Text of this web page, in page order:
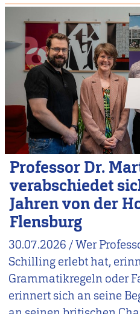
Professor Dr.
verabschiedet
Jahren von der
Flensburg
30.07.2026 /Wer
Schilling erlebt hat,
Grammatikregeln oder
erinnert sich an seine